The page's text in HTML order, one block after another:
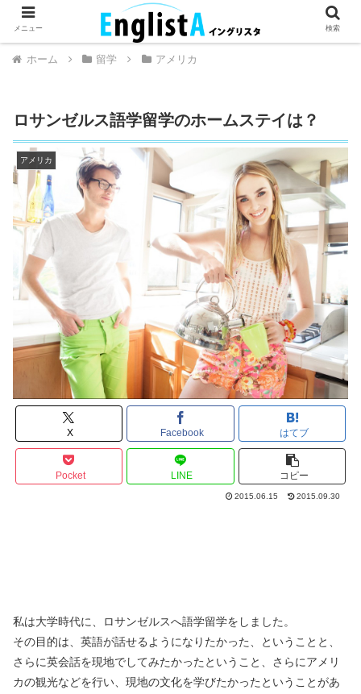
英語が話せるとちょっとハッピー。
ホーム 留学 アメリカ
ロサンゼルス語学留学のホームステイは？
アメリカ
X Facebook はてブ
Pocket LINE コピー
2015.06.15 2015.09.30
私は大学時代に、ロサンゼルスへ語学留学をしました。
その目的は、英語が話せるようになりたかった、ということと、
さらに英会話を現地でしてみたかったということ、さらにアメリ
カの観光などを行い、現地の文化を学びたかったということがあ
メニュー 検索